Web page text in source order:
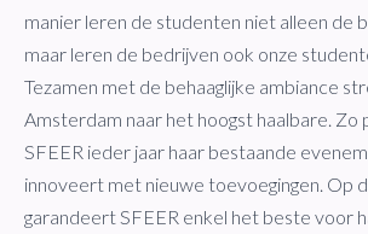
manier leren de studenten niet alleen de
maar leren de bedrijven ook onze
Tezamen met de behaaglijke ambiance
Amsterdam naar het hoogst haalbare.
SFEER ieder jaar haar bestaande
innoveert met nieuwe toevoegingen. Op
garandeert SFEER enkel het beste voor